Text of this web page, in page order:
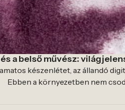
a belső művész:
készenlétet, az állandó
Ebben a környezetben nem